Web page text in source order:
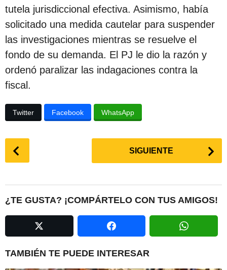
tutela jurisdiccional efectiva. Asimismo, había
solicitado una medida cautelar para suspender
las investigaciones mientras se resuelve el
fondo de su demanda. El PJ le dio la razón y
ordenó paralizar las indagaciones contra la
fiscal.
Twitter Facebook WhatsApp
P
i
n
SIGUIENTE
¿TE GUSTA? ¡COMPÁRTELO CON TUS AMIGOS!
TAMBIÉN TE PUEDE INTERESAR